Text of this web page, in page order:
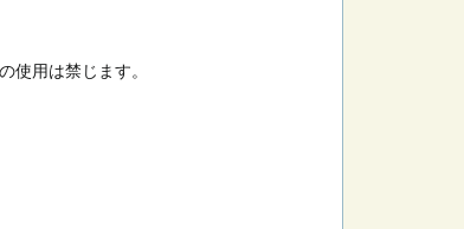
使用は禁じます。